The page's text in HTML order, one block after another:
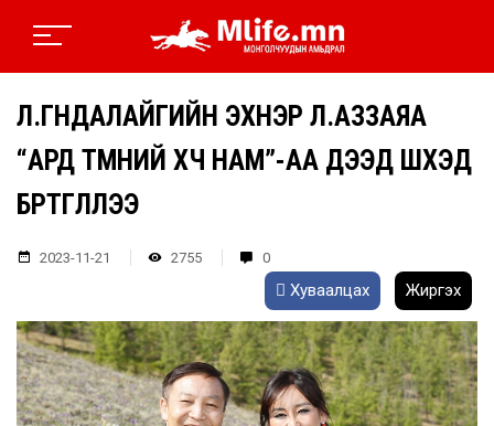
Л.ГҮНДАЛАЙГИЙН ЭХНЭР Л.АЗЗАЯА
“АРД ТҮМНИЙ ХҮЧ НАМ”-АА ДЭЭД ШҮҮХЭД
БҮРТГҮҮЛЛЭЭ
2023-11-21 2755 0
Хуваалцах Жиргэх